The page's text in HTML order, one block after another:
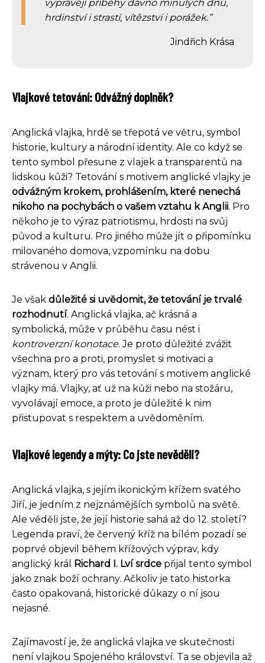
vyprávějí příběhy dávno minulých dnů,
hrdinství i strastí, vítězství i porážek.
Jindřich Krása
Vlajkové tetování: Odvážný doplněk?
Anglická vlajka, hrdě se třepotá ve větru, symbol
historie, kultury a národní identity. Ale co když se
tento symbol přesune z vlajek a transparentů na
lidskou kůži? Tetování s motivem anglické vlajky je
odvážným krokem, prohlášením, které nenechá
nikoho na pochybách o vašem vztahu k Anglii. Pro
někoho je to výraz patriotismu, hrdosti na svůj
původ a kulturu. Pro jiného může jít o připomínku
milovaného domova, vzpomínku na dobu
strávenou v Anglii.
Je však důležité si uvědomit, že tetování je trvalé
rozhodnutí. Anglická vlajka, ač krásná a
symbolická, může v průběhu času nést i
kontroverzní konotace. Je proto důležité zvážit
všechna pro a proti, promyslet si motivaci a
význam, který pro vás tetování s motivem anglické
vlajky má. Vlajky, ať už na kůži nebo na stožáru,
vyvolávají emoce, a proto je důležité k nim
přistupovat s respektem a uvědoměním.
Vlajkové legendy a mýty: Co jste nevěděli?
Anglická vlajka, s jejím ikonickým křížem svatého
Jiří, je jedním z nejznámějších symbolů na světě.
Ale věděli jste, že její historie sahá až do 12. století?
Legenda praví, že červený kříž na bílém pozadí se
poprvé objevil během křížových výprav, kdy
anglický král
Richard I. Lví srdce přijal tento symbol
jako znak boží ochrany. Ačkoliv je tato historka
často opakovaná, historické důkazy o ní jsou
nejasné.
Zajímavostí je, že anglická vlajka ve skutečnosti
není vlajkou Spojeného království. Ta se objevila až